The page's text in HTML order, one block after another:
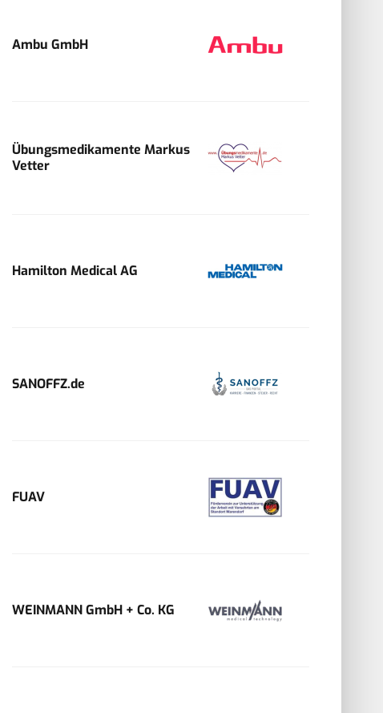
Ambu GmbH
Übungsmedikamente Markus
Vetter
Hamilton Medical AG
SANOFFZ.de
FUAV
WEINMANN GmbH + Co. KG